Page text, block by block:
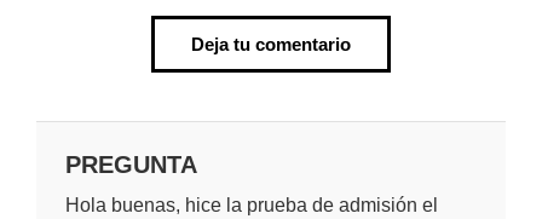
Deja tu comentario
PREGUNTA
Hola buenas, hice la prueba de admisión el